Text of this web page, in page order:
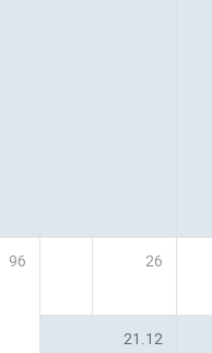
26
96
21.12